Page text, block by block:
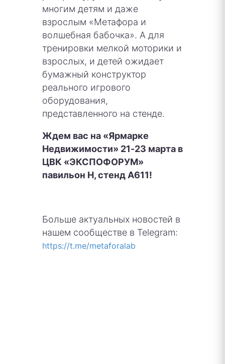
многим детям и даже
взрослым «Метафора и
волшебная бабочка». А для
тренировки мелкой моторики и
взрослых, и детей ожидает
бумажный конструктор
реального игрового
оборудования,
представленного на стенде.
Ждем вас на «Ярмарке
Недвижимости» 21-23 марта в
ЦВК «ЭКСПОФОРУМ»
павильон H, стенд А611!
Больше актуальных новостей в
нашем сообществе в Telegram:
https://t.me/metaforalab